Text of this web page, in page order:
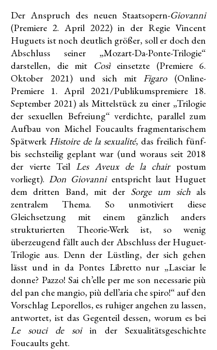
Der Anspruch des neuen Staatsopern-Giovanni
(Premiere 2. April 2022) in der Regie Vincent
Huguets ist noch deutlich größer, soll er doch den
Abschluss seiner „Mozart-Da-Ponte-Trilogie“
darstellen, die mit Così einsetzte (Premiere 6.
Oktober 2021) und sich mitFigaro(Online-
Premiere 1. April 2021/Publikumspremiere 18.
September 2021) als Mittelstück zu einer „Trilogie
der sexuellen Befreiung“ verdichte, parallel zum
Aufbau von Michel Foucaults fragmentarischem
Spätwerk Histoire de la sexualité, das freilich fünf-
bis sechsteilig geplant war (und woraus seit 2018
der vierte TeilLes Aveux de la chairpostum
vorliegt). Don Giovannientspricht laut Huguet
dem dritten Band, mit der Sorge um sich als
zentralem Thema. So unmotiviert diese
Gleichsetzung mit einem gänzlich anders
strukturierten Theorie-Werk ist, so wenig
überzeugend fällt auch der Abschluss der Huguet-
Trilogie aus. Denn der Lüstling, der sich gehen
lässt und in da Pontes Libretto nur „Lasciar le
donne? Pazzo! Sai ch’elle per me son necessarie più
del pan che mangio, più dell’aria che spiro!“ auf den
Vorschlag Leporellos, es ruhiger angehen zu lassen,
antwortet, ist das Gegenteil dessen, worum es bei
Le souci de soiin der Sexualitätsgeschichte
Foucaults geht.